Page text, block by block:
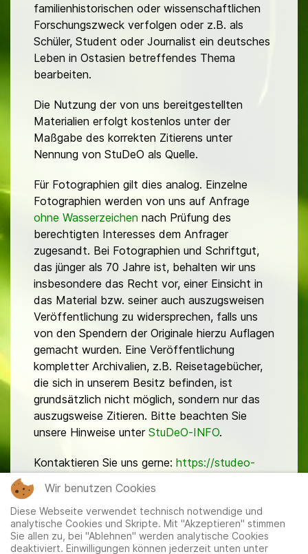
familienhistorischen oder wissenschaftlichen
Forschungszweck verfolgen oder z.B. als
Schüler, Student oder Journalist ein deutsches
Leben in Ostasien betreffendes Thema
bearbeiten.
Die Nutzung der von uns bereitgestellten
Materialien erfolgt kostenlos unter der
Maßgabe des korrekten Zitierens unter
Nennung von StuDeO als Quelle.
Für Fotographien gilt dies analog. Einzelne
Fotographien werden von uns auf Anfrage
ohne Wasserzeichen nach Prüfung des
berechtigten Interesses dem Anfrager
zugesandt. Bei Fotographien und Schriftgut,
das jünger als 70 Jahre ist, behalten wir uns
insbesondere das Recht vor, einer Einsicht in
das Material bzw. seiner auch auszugsweisen
Veröffentlichung zu widersprechen, falls uns
von den Spendern der Originale hierzu Auflagen
gemacht wurden. Eine Veröffentlichung
kompletter Archivalien, z.B. Reisetagebücher,
die sich in unserem Besitz befinden, ist
grundsätzlich nicht möglich, sondern nur das
auszugsweise Zitieren. Bitte beachten Sie
unsere Hinweise unter StuDeO-INFO.
Kontaktieren Sie uns gerne: https://studeo-
Wir benutzen Cookies
Diese Webseite verwendet technisch notwendige und
analytische Cookies und Skripte. Mit "Akzeptieren" stimmen
Sie allen zu, bei "Ablehnen" werden analytische Cookies
deaktiviert. Einwilligungen können jederzeit unten unter